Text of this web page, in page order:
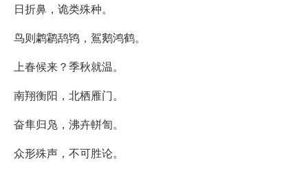
日折鼻，诡类殊种。
鸟则鹔鹴鸹鸨，鴐鹅鸿鹤。
上春候来？季秋就温。
南翔衡阳，北栖雁门。
奋隼归凫，沸卉軿訇。
众形殊声，不可胜论。